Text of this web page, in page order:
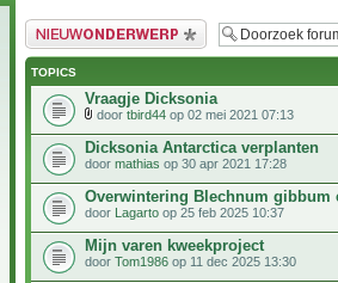
Plaats een nieuw bericht
TOPICS
Vraagje Dicksonia
door tbird44 op 02 mei 2021 07:13
Dicksonia Antarctica verplanten
door mathias op 30 apr 2021 17:28
Overwintering Blechnum gibbum
door Lagarto op 25 feb 2025 10:37
Mijn varen kweekproject
door Tom1986 op 11 dec 2025 13:30